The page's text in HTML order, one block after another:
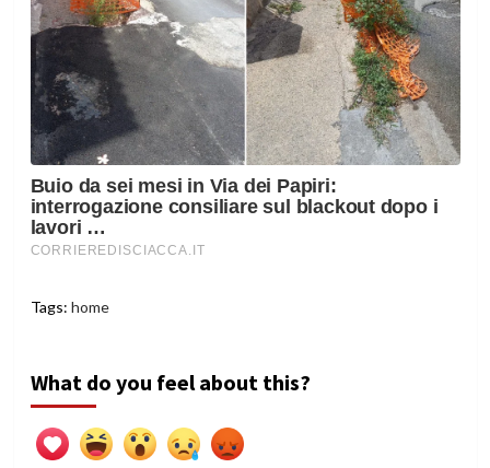
Tags: home
What do you feel about this?